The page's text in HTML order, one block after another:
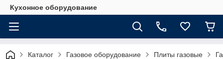
Кухонное оборудование
Каталог Газовое оборудование Плиты газовые